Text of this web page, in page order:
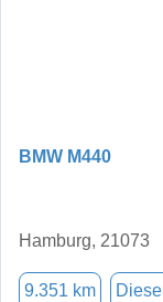
BMW M440
Hamburg, 21073
9.351 km Diesel